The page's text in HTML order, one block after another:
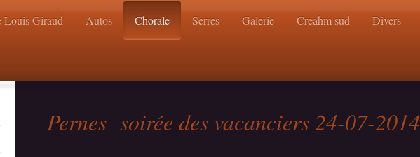
Louis Giraud Autos Chorale Serres Galerie Creahm sud Divers
Pernes soirée des vacanciers 24-07-2014